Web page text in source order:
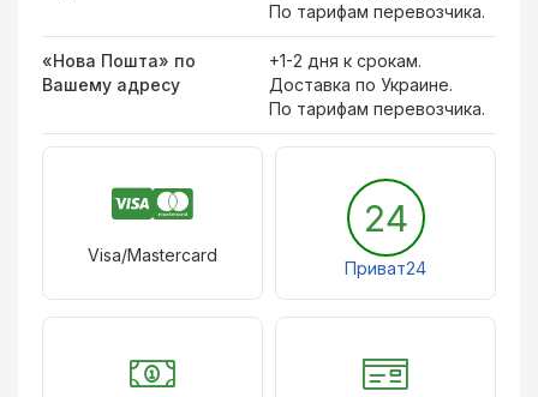
По тарифам перевозчика.
«Нова Пошта» по
Вашему адресу
+1-2 дня к срокам.
Доставка по Украине.
По тарифам перевозчика.
Visa/Mastercard
24
Приват24